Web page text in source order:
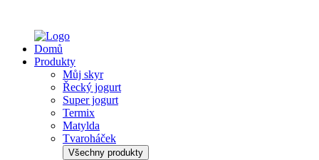
Domů
Produkty
Můj skyr
Řecký jogurt
Super jogurt
Termix
Matylda
Tvaroháček
Všechny produkty